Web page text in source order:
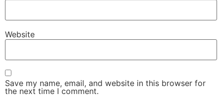
Website
Save my name, email, and website in this browser for
the next time I comment.